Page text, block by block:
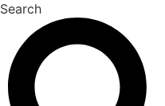
Search